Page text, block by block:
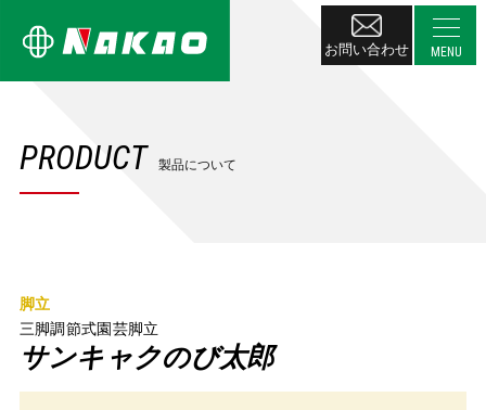
お問い合わせ
PRODUCT 製品について
脚立
三脚調節式園芸脚立
サンキャクのび太郎